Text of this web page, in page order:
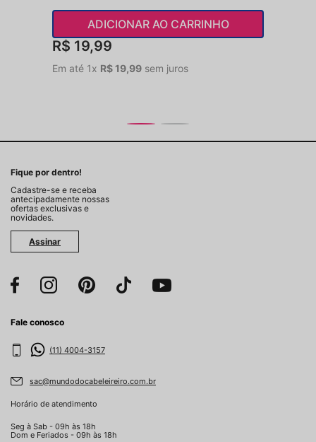
ADICIONAR AO CARRINHO
R$ 19,99
Em até 1x R$19,99 sem juros
Fique por dentro!
Cadastre-se e receba
antecipadamente nossas
ofertas exclusivas e
novidades.
Assinar
Fale conosco
(11) 4004-3157
sac@mundodocabeleireiro.com.br
Horário de atendimento
Seg à Sab - 09h às 18h
Dom e Feriados - 09h às 18h